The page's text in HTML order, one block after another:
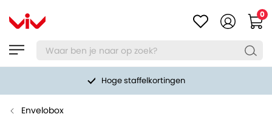
0
Hoge staffelkortingen
Envelobox